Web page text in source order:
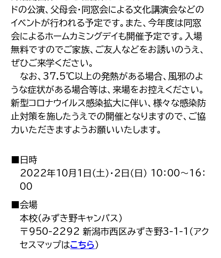
ドの公演、父母会・同窓会による文化講演会などの
イベントが行われる予定です。また、今年度は同窓
会によるホームカミングデイも開催予定です。入場
無料ですのでご家族、ご友人などをお誘いのうえ、
ぜひご来学ください。
なお、37.5℃以上の発熱がある場合、風邪のよ
うな症状がある場合等は、来場をお控えください。
新型コロナウイルス感染拡大に伴い、様々な感染防
止対策を施したうえでの開催となりますので、ご協
力いただきますようお願いいたします。
■日時
2022年10月1日（土）・2日（日） 10：00～16：
00
■会場
本校（みずき野キャンパス）
〒950-2292 新潟市西区みずき野3-1-1（アク
セスマップはこちら ）